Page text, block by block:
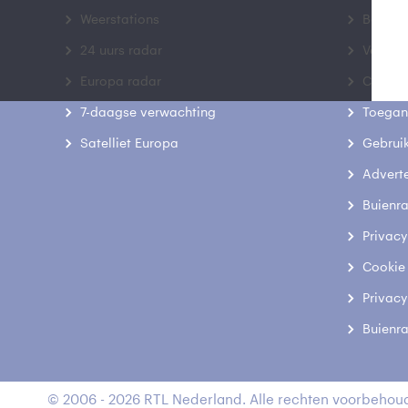
Weerstations
24 uurs radar
Europa radar
7-daagse verwachting
Satelliet Europa
Contact
© 2006 - 2026 RTL Nederland. Alle rechten